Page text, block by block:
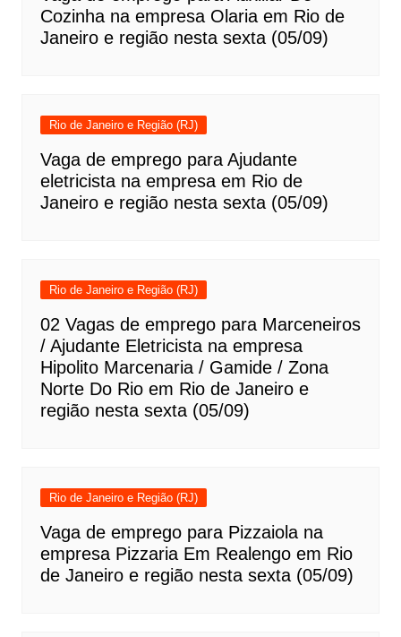
Cozinha na empresa Olaria em Rio de
Janeiro e região nesta sexta (05/09)
Rio de Janeiro e Região (RJ)
Vaga de emprego para Ajudante
eletricista na empresa em Rio de
Janeiro e região nesta sexta (05/09)
Rio de Janeiro e Região (RJ)
02 Vagas de emprego para Marceneiros
/ Ajudante Eletricista na empresa
Hipolito Marcenaria / Gamide / Zona
Norte Do Rio em Rio de Janeiro e
região nesta sexta (05/09)
Rio de Janeiro e Região (RJ)
Vaga de emprego para Pizzaiola na
empresa Pizzaria Em Realengo em Rio
de Janeiro e região nesta sexta (05/09)